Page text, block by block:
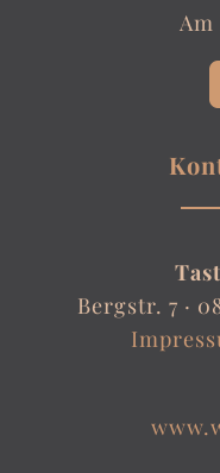
Bergstr. 7 ·